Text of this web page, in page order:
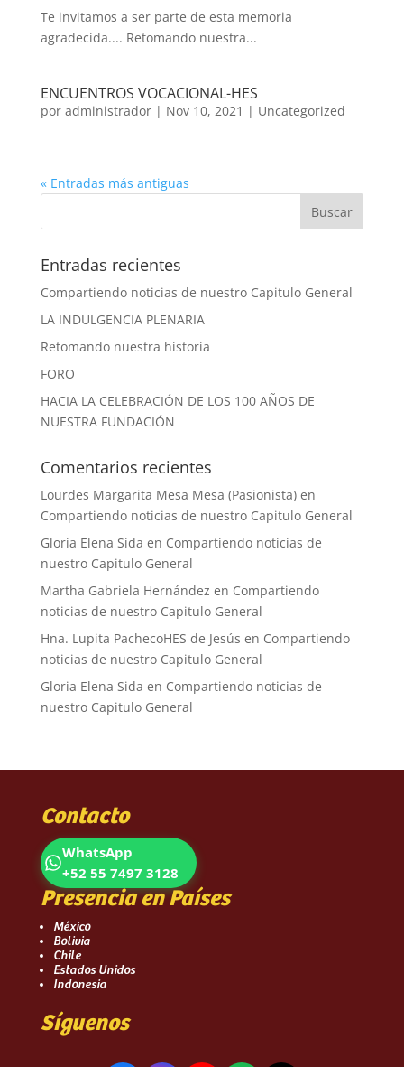
Te invitamos a ser parte de esta memoria
agradecida.... Retomando nuestra...
ENCUENTROS VOCACIONAL-HES
por administrador| Nov 10, 2021 | Uncategorized
« Entradas más antiguas
Entradas recientes
Compartiendo noticias de nuestro Capitulo General
LA INDULGENCIA PLENARIA
Retomando nuestra historia
FORO
HACIA LA CELEBRACIÓN DE LOS 100 AÑOS DE
NUESTRA FUNDACIÓN
Comentarios recientes
Lourdes Margarita Mesa Mesa (Pasionista)en
Compartiendo noticias de nuestro Capitulo General
Gloria Elena Sida en Compartiendo noticias de
nuestro Capitulo General
Martha Gabriela Hernández en Compartiendo
noticias de nuestro Capitulo General
Hna. Lupita PachecoHES de Jesús en Compartiendo
noticias de nuestro Capitulo General
Gloria Elena Sida en Compartiendo noticias de
nuestro Capitulo General
Contacto
WhatsApp
+52 55 7497 3128
Presencia en Países
México
Bolivia
Chile
Estados Unidos
Indonesia
Síguenos